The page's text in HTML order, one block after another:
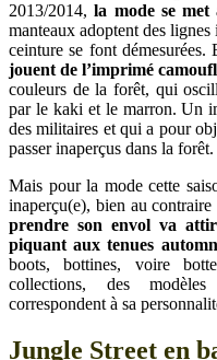
2013/2014,la mode se
manteaux adoptent des
ceinture se font démesurées.
jouent de l’imprimé
couleurs de la forêt, qui
par le kaki et le marron. Un
des militaires et qui a pour
passer inaperçus dans la forêt.
Mais pour la mode cette
inaperçu(e), bien au
prendre son envol va
piquant aux tenues
boots, bottines, voire
collections, des
correspondent à sa
Jungle Street en